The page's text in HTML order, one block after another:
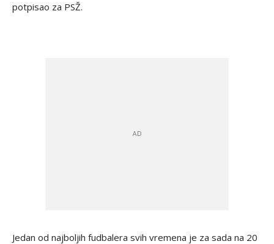
potpisao za PSŽ.
Jedan od najboljih fudbalera svih vremena je za sada na 20